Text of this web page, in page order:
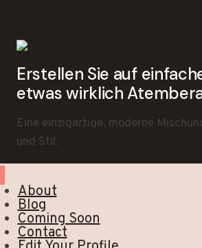
Erstellen Sie auf
etwas wirklich
Eine einzigartige, moderne
und Stil.
About
Blog
Coming Soon
Contact